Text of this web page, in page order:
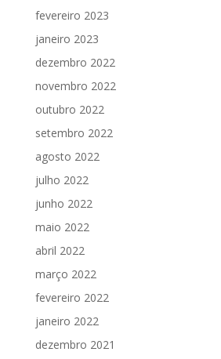
fevereiro 2023
janeiro 2023
dezembro 2022
novembro 2022
outubro 2022
setembro 2022
agosto 2022
julho 2022
junho 2022
maio 2022
abril 2022
março 2022
fevereiro 2022
janeiro 2022
dezembro 2021